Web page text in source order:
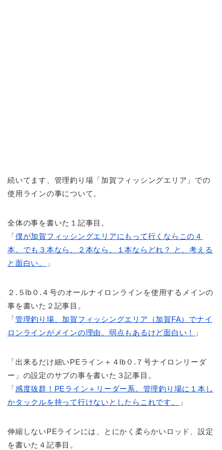
続いてます、管理釣り場「加賀フィッシングエリア」での
使用ラインの事について。
全体の事を書いた１記事目。
「僕が加賀フィッシングエリアにもって行くならこの４
本。でも３本なら、２本なら、１本ならどれ？ と、考える
と面白い。
」
２.５lb０.４号のオールナイロンラインを使用するメインの
事を書いた２記事目。
「管理釣り場、加賀フィッシングエリア（加賀FA）でナイ
ロンラインがメインの理由。弱点もあるけど面白い！
」
「出来るだけ細いPEライン＋４lb０.７号ナイロンリーダ
ー」の設定のサブの事を書いた３記事目。
「感度抜群！PEライン＋リーダー系。管理釣り場に１本し
かタックルを持って行けないとしたらこれです。
」
伸縮しないPEラインには、とにかく柔らかいロッド、設定
を書いた４記事目。